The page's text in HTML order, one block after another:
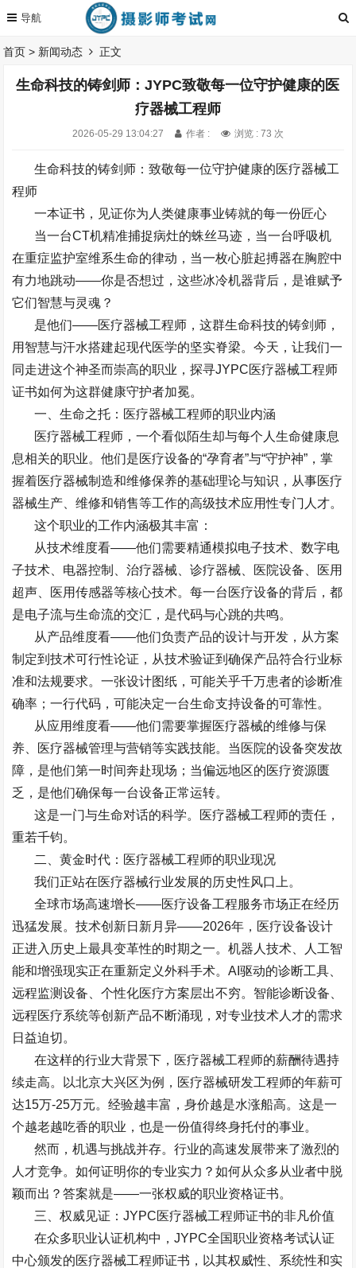
首页 > 新闻动态 正文
生命科技的铸剑师：JYPC致敬每一位守护健康的医
疗器械工程师
2026-05-29 13:04:27 作者 : 浏览 : 73 次
生命科技的铸剑师：致敬每一位守护健康的医疗器械工
程师
一本证书，见证你为人类健康事业铸就的每一份匠心
当一台CT机精准捕捉病灶的蛛丝马迹，当一台呼吸机
在重症监护室维系生命的律动，当一枚心脏起搏器在胸腔中
有力地跳动——你是否想过，这些冰冷机器背后，是谁赋予
它们智慧与灵魂？
是他们——医疗器械工程师，这群生命科技的铸剑师，
用智慧与汗水搭建起现代医学的坚实脊梁。今天，让我们一
同走进这个神圣而崇高的职业，探寻JYPC医疗器械工程师
证书如何为这群健康守护者加冕。
一、生命之托：医疗器械工程师的职业内涵
医疗器械工程师，一个看似陌生却与每个人生命健康息
息相关的职业。他们是医疗设备的“孕育者”与“守护神” ，掌
握着医疗器械制造和维修保养的基础理论与知识，从事医疗
器械生产、维修和销售等工作的高级技术应用性专门人才。
这个职业的工作内涵极其丰富：
从技术维度看——他们需要精通模拟电子技术、数字电
子技术、电器控制、治疗器械、诊疗器械、医院设备、医用
超声、医用传感器等核心技术。每一台医疗设备的背后，都
是电子流与生命流的交汇，是代码与心跳的共鸣。
从产品维度看——他们负责产品的设计与开发，从方案
制定到技术可行性论证，从技术验证到确保产品符合行业标
准和法规要求。一张设计图纸，可能关乎千万患者的诊断准
确率；一行代码，可能决定一台生命支持设备的可靠性。
从应用维度看——他们需要掌握医疗器械的维修与保
养、医疗器械管理与营销等实践技能。当医院的设备突发故
障，是他们第一时间奔赴现场；当偏远地区的医疗资源匮
乏，是他们确保每一台设备正常运转。
这是一门与生命对话的科学。医疗器械工程师的责任，
重若千钧。
二、黄金时代：医疗器械工程师的职业现况
我们正站在医疗器械行业发展的历史性风口上。
全球市场高速增长——医疗设备工程服务市场正在经历
迅猛发展。技术创新日新月异——2026年，医疗设备设计
正进入历史上最具变革性的时期之一。机器人技术、人工智
能和增强现实正在重新定义外科手术。AI驱动的诊断工具、
远程监测设备、个性化医疗方案层出不穷。智能诊断设备、
远程医疗系统等创新产品不断涌现，对专业技术人才的需求
日益迫切。
在这样的行业大背景下，医疗器械工程师的薪酬待遇持
续走高。以北京大兴区为例，医疗器械研发工程师的年薪可
达15万-25万元。经验越丰富，身价越是水涨船高。这是一
个越老越吃香的职业，也是一份值得终身托付的事业。
然而，机遇与挑战并存。行业的高速发展带来了激烈的
人才竞争。如何证明你的专业实力？如何从众多从业者中脱
颖而出？答案就是——一张权威的职业资格证书。
三、权威见证：JYPC医疗器械工程师证书的非凡价值
在众多职业认证机构中，JYPC全国职业资格考试认证
中心颁发的医疗器械工程师证书，以其权威性、系统性和实